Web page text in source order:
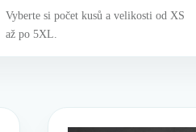
Vyberte si počet kusů a velikosti od XS
až po 5XL.